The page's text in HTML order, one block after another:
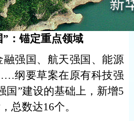
：锚定重点领域
融强国、航天强国、能源
纲要草案在原有科技强
国”建设的基础上，新增5
总数达16个。